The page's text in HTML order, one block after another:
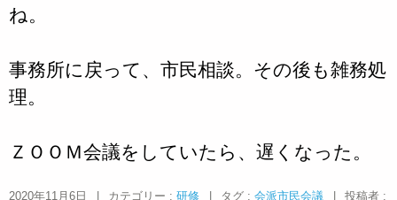
ね。
事務所に戻って、市民相談。その後も雑務処
理。
ＺＯＯＭ会議をしていたら、遅くなった。
2020年11月6日 カテゴリー : 研修 タグ : 会派市民会議
投稿者 :